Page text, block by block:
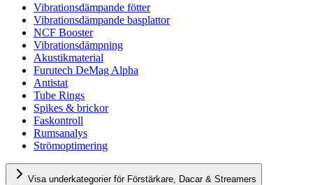
Vibrationsdämpande fötter
Vibrationsdämpande basplattor
NCF Booster
Vibrationsdämpning
Akustikmaterial
Furutech DeMag Alpha
Antistat
Tube Rings
Spikes & brickor
Faskontroll
Rumsanalys
Strömoptimering
Visa underkategorier för Förstärkare, Dacar & Streamers